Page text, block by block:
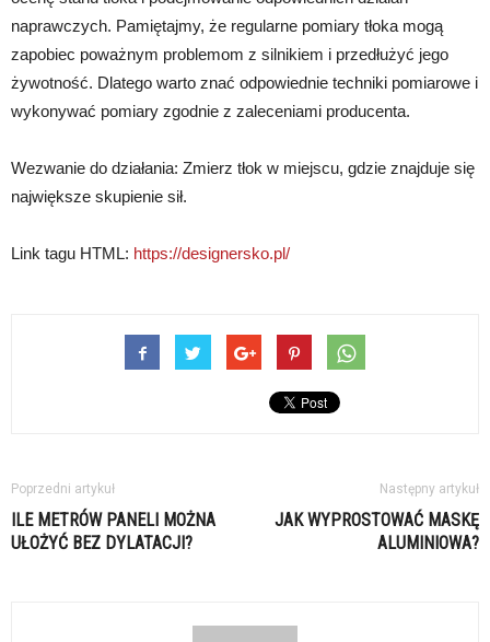
naprawczych. Pamiętajmy, że regularne pomiary tłoka mogą
zapobiec poważnym problemom z silnikiem i przedłużyć jego
żywotność. Dlatego warto znać odpowiednie techniki pomiarowe i
wykonywać pomiary zgodnie z zaleceniami producenta.
Wezwanie do działania: Zmierz tłok w miejscu, gdzie znajduje się
największe skupienie sił.
Link tagu HTML: https://designersko.pl/
Poprzedni artykuł
ILE METRÓW PANELI MOŻNA
UŁOŻYĆ BEZ DYLATACJI?
Następny artykuł
JAK WYPROSTOWAĆ MASKĘ
ALUMINIOWA?